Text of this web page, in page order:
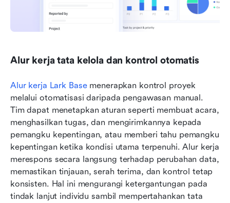
Alur kerja tata kelola dan kontrol otomatis
Alur kerja Lark Base menerapkan kontrol proyek
melalui otomatisasi daripada pengawasan manual.
Tim dapat menetapkan aturan seperti membuat acara,
menghasilkan tugas, dan mengirimkannya kepada
pemangku kepentingan, atau memberi tahu pemangku
kepentingan ketika kondisi utama terpenuhi. Alur kerja
merespons secara langsung terhadap perubahan data,
memastikan tinjauan, serah terima, dan kontrol tetap
konsisten. Hal ini mengurangi ketergantungan pada
tindak lanjut individu sambil mempertahankan tata